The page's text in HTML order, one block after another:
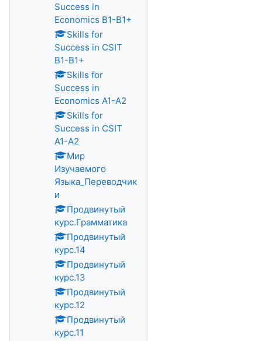
Success in
Economics B1-B1+
Skills for
Success in CSIT
B1-B1+
Skills for
Success in
Economics A1-A2
Skills for
Success in CSIT
A1-A2
Мир
Изучаемого
Языка_Переводчик
и
Продвинутый
курс.Грамматика
Продвинутый
курс.14
Продвинутый
курс.13
Продвинутый
курс.12
Продвинутый
курс.11